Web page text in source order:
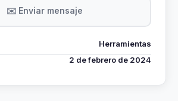
✉️ Enviar mensaje
Herramientas
2 de febrero de 2024